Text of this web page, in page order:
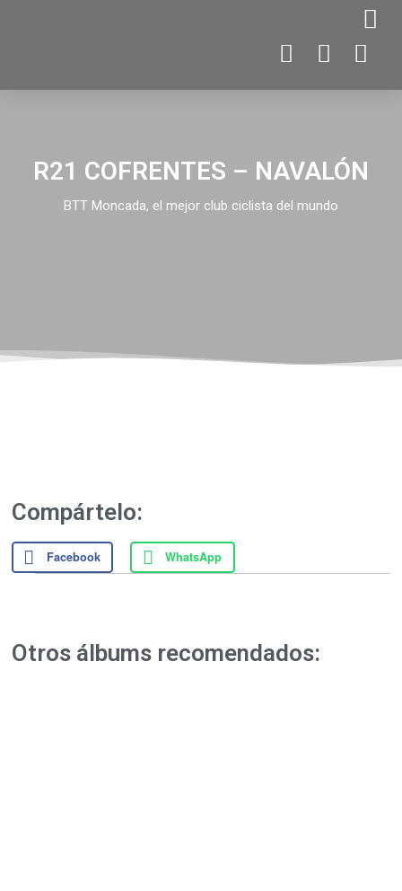
R21 COFRENTES – NAVALÓN
BTT Moncada, el mejor club ciclista del mundo
Compártelo:
Facebook WhatsApp
Otros álbums recomendados: